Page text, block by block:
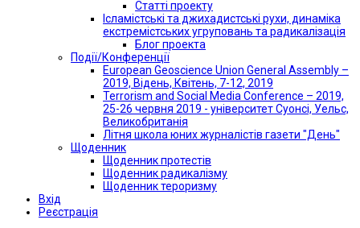
Статті проекту
Ісламістські та джихадистські рухи, динаміка
екстремістських угруповань та радикалізація
Блог проекта
Події/Конференції
European Geoscience Union General Assembly –
2019, Відень, Квітень, 7-12, 2019
Terrorism and Social Media Conference – 2019,
25-26 червня 2019 - університет Суонсі, Уельс,
Великобританія
Літня школа юних журналістів газети "День"
Щоденник
Щоденник протестів
Щоденник радикалізму
Щоденник тероризму
Вхід
Реєстрація